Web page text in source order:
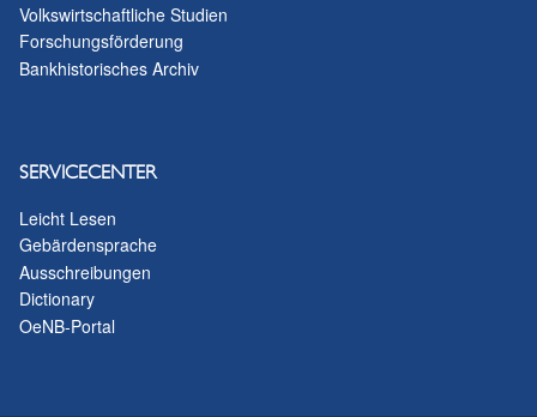
Volkswirtschaftliche Studien
Forschungsförderung
Bankhistorisches Archiv
SERVICECENTER
Leicht Lesen
Gebärdensprache
Ausschreibungen
Dictionary
OeNB-Portal